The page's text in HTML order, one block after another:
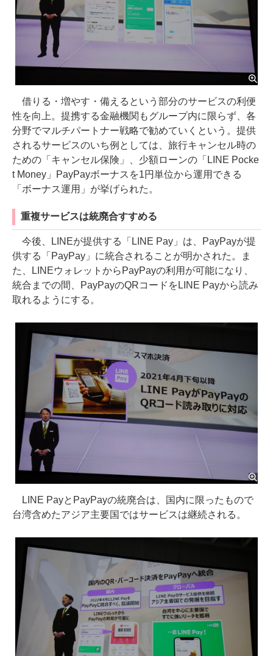
借りる・増やす・備えるという部分のサービスの利便
性を向上。提携する金融機関もグループ内に限らず、各
分野でマルチパートナー戦略で勧めていくという。提供
されるサービスのいち例としては、旅行キャンセル時の
ための「キャンセル保険」、少額ローンの「LINE Pocke
t Money」PayPayボーナスを1円単位から運用できる
「ボーナス運用」が挙げられた。
重複サービスは統廃合すすめる
今後、LINEが提供する「LINE Pay」は、PayPayが提
供する「PayPay」に統合されることが明かされた。ま
た、LINEウォレットからPayPayの利用が可能になり、
統合までの間、PayPayのQRコードをLINE Payから読み
取れるようにする。
LINE PayとPayPayの統廃合は、国内に限ったもので
台湾含めたアジア主要国ではサービスは継続される。